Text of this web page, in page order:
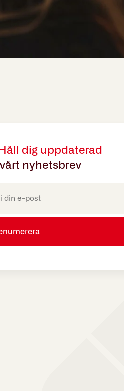
dig uppdaterad
nyhetsbrev